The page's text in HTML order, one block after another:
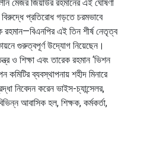
মেজর জিয়াউর রহমানের এই ঘোষণা
বিরুদ্ধে প্রতিরোধ গড়তে চরমভাবে
রহমান—বিএনপির এই তিন শীর্ষ নেতৃত্ব
গুরুত্বপূর্ণ উদ্যোগ নিয়েছেন।
ও শিক্ষা এবং তারেক রহমান‘ভিশন
কমিটির ব্যবস্থাপনায় শহীদ মিনারে
নিবেদন করেন ভাইস-চ্যান্সেলর,
আবাসিক হল, শিক্ষক, কর্মকর্তা,